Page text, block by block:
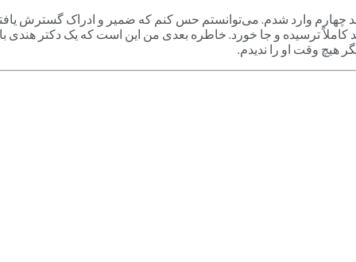
چهارم وارد شدم. می‌توانستم حس کنم که ضمیر و ادراک
ترسیده و جا خورد. خاطره بعدی من این است که یک دکتر هندی
هیچ وقت او را ندیدم.